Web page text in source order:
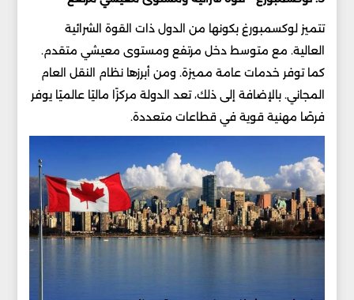
تتميز لوكسمبورغ بكونها من الدول ذات القوة الشرائية
العالية. مع متوسط دخل مرتفع ومستوى معيشي متقدم.
كما توفر خدمات عامة مميزة. ومن أبرزها نظام النقل العام
المجاني. بالإضافة إلى ذلك، تعد الدولة مركزًا ماليًا عالميًا يوفر
فرصًا مهنية قوية في قطاعات متعددة.